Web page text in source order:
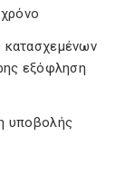
κατασχεμένων
εξόφληση
υποβολής